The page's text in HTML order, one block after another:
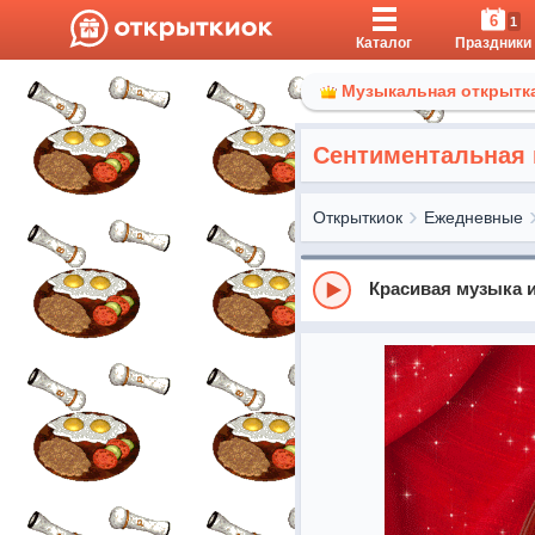
Каталог
6 1
Праздники
Музыкальная
Сентиментальная
Открыткиок Ежедневные
Красивая музыка